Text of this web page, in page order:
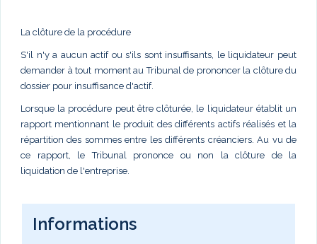
La clôture de la procédure
S'il n'y a aucun actif ou s'ils sont insuffisants, le liquidateur peut
demander à tout moment au Tribunal de prononcer la clôture du
dossier pour insuffisance d'actif.
Lorsque la procédure peut être clôturée, le liquidateur établit un
rapport mentionnant le produit des différents actifs réalisés et la
répartition des sommes entre les différents créanciers. Au vu de
ce rapport, le Tribunal prononce ou non la clôture de la
liquidation de l'entreprise.
Informations